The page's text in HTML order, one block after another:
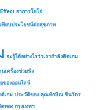
อาการโยโย่
ทียบประโยชน์ต่อสุขภาพ
จะรู้ได้อย่างไรว่าเรากำลังติดเกม
นเครื่องช่วยฟัง
ของออนไลน์
เกม ประวัติของ คุณทักษิณ ชินวัตร
ทอง กรุงเทพฯ